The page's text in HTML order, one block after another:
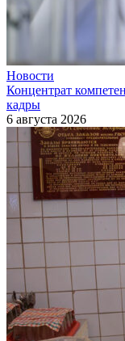
Новости
Концентрат
кадры
6 августа 2026